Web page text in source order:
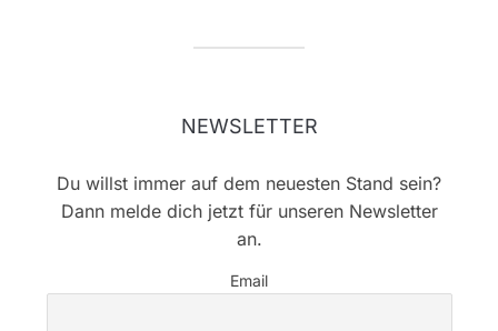
NEWSLETTER
Du willst immer auf dem neuesten Stand sein?
Dann melde dich jetzt für unseren Newsletter
an.
Email